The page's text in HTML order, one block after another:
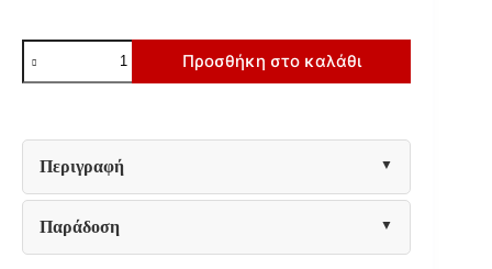
ΠΟΛΥΘΡΟΝΑ
ΕΞΩΤ.ΧΩΡΟΥ
ALOR
ΛΕΥΚΟ
47x55x74.5Υεκ
ποσότητα
Προσθήκη στο καλάθι
Περιγραφή
Παράδοση